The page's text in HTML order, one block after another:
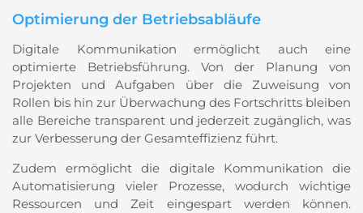
Optimierung der Betriebsabläufe
Digitale Kommunikation ermöglicht auch eine
optimierte Betriebsführung. Von der Planung von
Projekten und Aufgaben über die Zuweisung von
Rollen bis hin zur Überwachung des Fortschritts bleiben
alle Bereiche transparent und jederzeit zugänglich, was
zur Verbesserung der Gesamteffizienz führt.
Zudem ermöglicht die digitale Kommunikation die
Automatisierung vieler Prozesse, wodurch wichtige
Ressourcen und Zeit eingespart werden können.